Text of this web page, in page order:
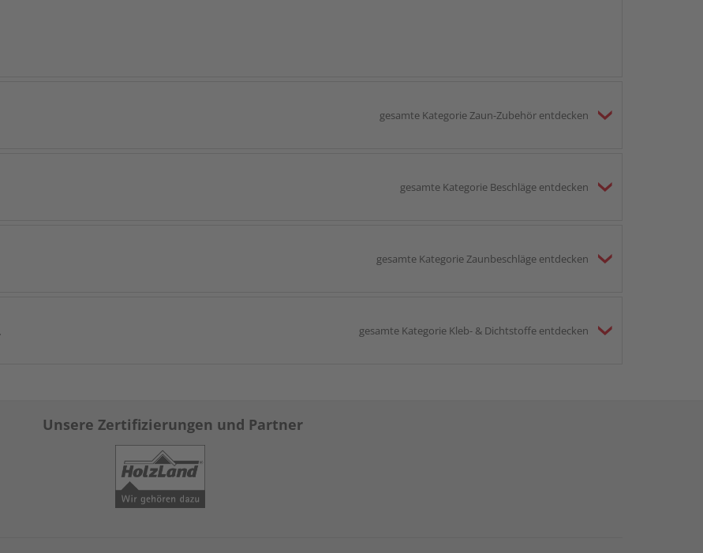
gesamte Kategorie Zaun-Zubehör entdecken
gesamte Kategorie Beschläge entdecken
gesamte Kategorie Zaunbeschläge entdecken
gesamte Kategorie Kleb- & Dichtstoffe entdecken
Unsere Zertifizierungen und Partner